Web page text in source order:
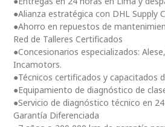
●Alianza estratégica con DHL Supply
●Ahorro en repuestos de
Red de Talleres Certificados
●Concesionarios especializados:
Incamotors.
●Técnicos certificados y
●Equipamiento de diagnóstico de
●Servicio de diagnóstico técnico en
Garantía Diferenciada